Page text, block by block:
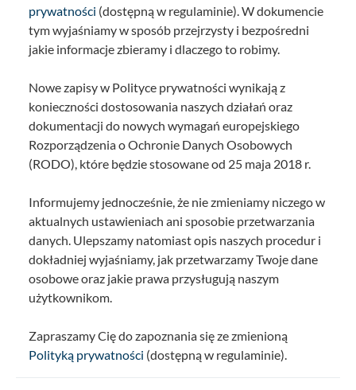
prywatności (dostępną w regulaminie). W dokumencie
tym wyjaśniamy w sposób przejrzysty i bezpośredni
jakie informacje zbieramy i dlaczego to robimy.
Nowe zapisy w Polityce prywatności wynikają z
konieczności dostosowania naszych działań oraz
dokumentacji do nowych wymagań europejskiego
Rozporządzenia o Ochronie Danych Osobowych
(RODO), które będzie stosowane od 25 maja 2018 r.
Informujemy jednocześnie, że nie zmieniamy niczego w
aktualnych ustawieniach ani sposobie przetwarzania
danych. Ulepszamy natomiast opis naszych procedur i
dokładniej wyjaśniamy, jak przetwarzamy Twoje dane
osobowe oraz jakie prawa przysługują naszym
użytkownikom.
Zapraszamy Cię do zapoznania się ze zmienioną
Polityką prywatności (dostępną w regulaminie).